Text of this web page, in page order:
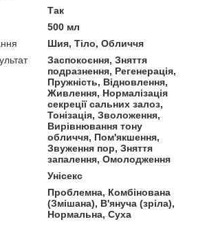
Так
500 мл
Шия, Тіло, Обличчя
Заспокоєння, Зняття
подразнення, Регенерація,
Пружність, Відновлення,
Живлення, Нормалізація
секреції сальних залоз,
Тонізація, Зволоження,
Вирівнювання тону
обличчя, Пом'якшення,
Звуження пор, Зняття
запалення, Омолодження
Унісекс
Проблемна, Комбінована
(Змішана), В'януча (зріла),
Нормальна, Суха